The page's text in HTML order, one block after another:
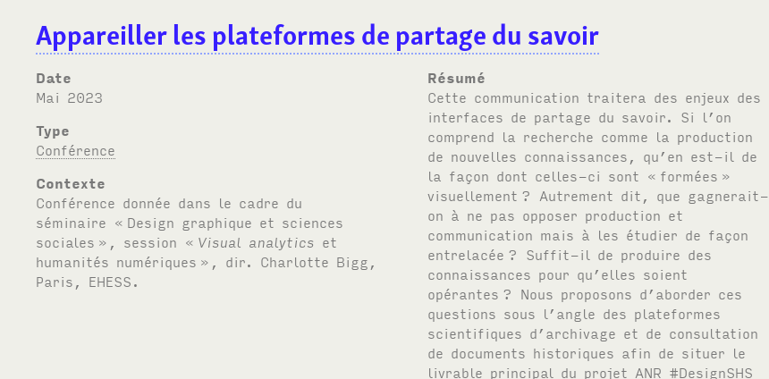
Appareiller les plateformes de partage du savoir
Date
mai 2023
Type
Conférence
Contexte
Conférence donnée dans le cadre du
séminaire « Design graphique et sciences
sociales », session « Visual analytics et
humanités numériques », dir. Charlotte Bigg,
Paris, EHESS .
Résumé
Cette communication traitera des enjeux des
interfaces de partage du savoir. Si l’on
comprend la recherche comme la production
de nouvelles connaissances, qu’en est-il de
la façon dont celles-ci sont « formées »
visuellement ? Autrement dit, que gagnerait-
on à ne pas opposer production et
communication mais à les étudier de façon
entrelacée ? Suffit-il de produire des
connaissances pour qu’elles soient
opérantes ? Nous proposons d’aborder ces
questions sous l’angle des plateformes
scientifiques d’archivage et de consultation
de documents historiques afin de situer le
livrable principal du projet ANR #DesignSHS